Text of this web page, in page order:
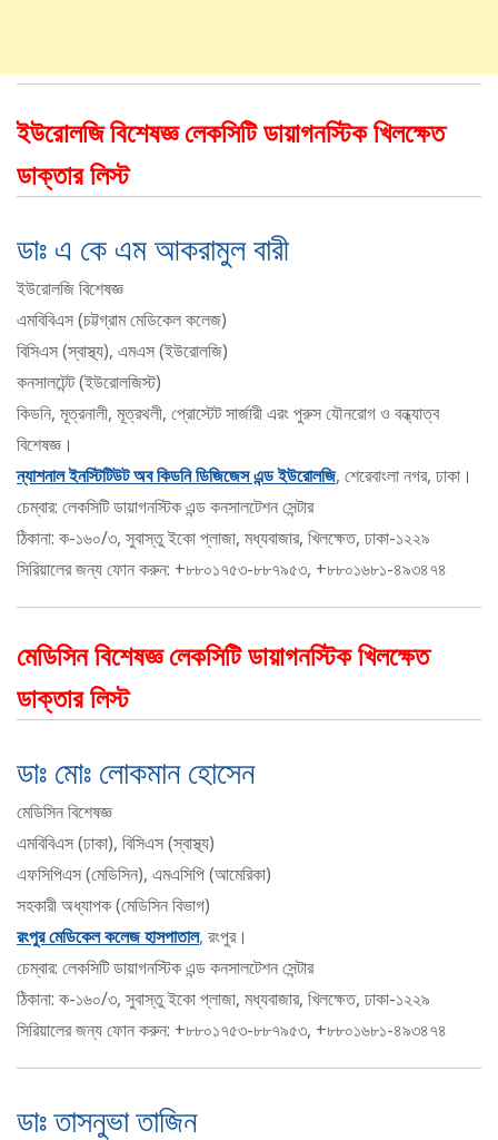
ইউরোলজি বিশেষজ্ঞ লেকসিটি ডায়াগনস্টিক খিলক্ষেত
ডাক্তার লিস্ট
ডাঃ এ কে এম আকরামুল বারী
ইউরোলজি বিশেষজ্ঞ
এমবিবিএস (চট্টগ্রাম মেডিকেল কলেজ)
বিসিএস (স্বাস্থ্য), এমএস (ইউরোলজি)
কনসালটেন্ট (ইউরোলজিস্ট)
কিডনি, মূত্রনালী, মূত্রথলী, প্রোস্টেট সার্জারী এরং পুরুস যৌনরোগ ও বন্ধ্যাত্ব
বিশেষজ্ঞ।
ন্যাশনাল ইনস্টিটিউট অব কিডনি ডিজিজেস এন্ড ইউরোলজি, শেরেবাংলা নগর, ঢাকা।
চেম্বার: লেকসিটি ডায়াগনস্টিক এন্ড কনসালটেশন সেন্টার
ঠিকানা: ক-১৬০/৩, সুবাস্তু ইকো প্লাজা, মধ্যবাজার, খিলক্ষেত, ঢাকা-১২২৯
সিরিয়ালের জন্য ফোন করুন: +৮৮০১৭৫৩-৮৮৭৯৫৩, +৮৮০১৬৮১-৪৯৩৪৭৪
মেডিসিন বিশেষজ্ঞ লেকসিটি ডায়াগনস্টিক খিলক্ষেত
ডাক্তার লিস্ট
ডাঃ মোঃ লোকমান হোসেন
মেডিসিন বিশেষজ্ঞ
এমবিবিএস (ঢাকা), বিসিএস (স্বাস্থ্য)
এফসিপিএস (মেডিসিন), এমএসিপি (আমেরিকা)
সহকারী অধ্যাপক (মেডিসিন বিভাগ)
রংপুর মেডিকেল কলেজ হাসপাতাল, রংপুর।
চেম্বার: লেকসিটি ডায়াগনস্টিক এন্ড কনসালটেশন সেন্টার
ঠিকানা: ক-১৬০/৩, সুবাস্তু ইকো প্লাজা, মধ্যবাজার, খিলক্ষেত, ঢাকা-১২২৯
সিরিয়ালের জন্য ফোন করুন: +৮৮০১৭৫৩-৮৮৭৯৫৩, +৮৮০১৬৮১-৪৯৩৪৭৪
ডাঃ তাসনুভা তাজিন